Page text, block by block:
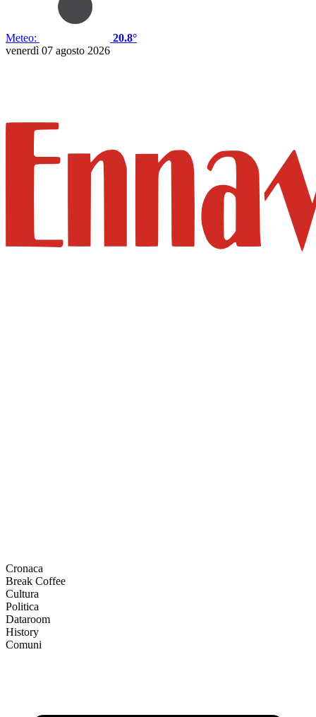
Meteo:
20.8°
venerdì 07 agosto 2026
Cronaca
Break Coffee
Cultura
Politica
Dataroom
History
Comuni